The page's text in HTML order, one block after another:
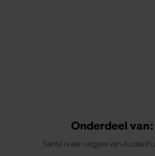
Onderdeel van:
Santé is een uitgave van Audax